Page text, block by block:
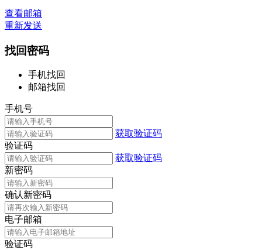
查看邮箱
重新发送
找回密码
手机找回
邮箱找回
手机号
获取验证码
验证码
获取验证码
新密码
确认新密码
电子邮箱
验证码